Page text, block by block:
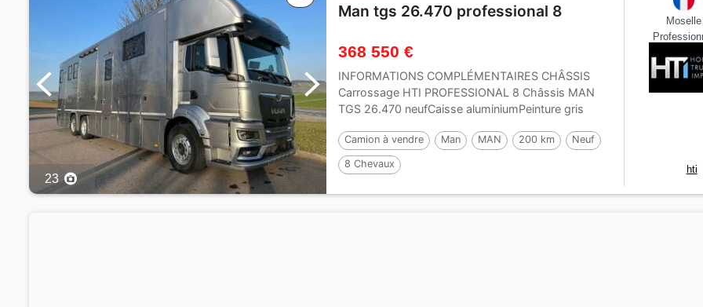
23
Man tgs 26.470 professional 8
368 550 €
INFORMATIONS COMPLÉMENTAIRES CHÂSSIS
Carrossage HTI PROFESSIONAL 8 Châssis MAN
TGS 26.470 neufCaisse aluminiumPeinture gris
Camion à vendre Man MAN 200 km Neuf
8 Chevaux
Moselle
hti